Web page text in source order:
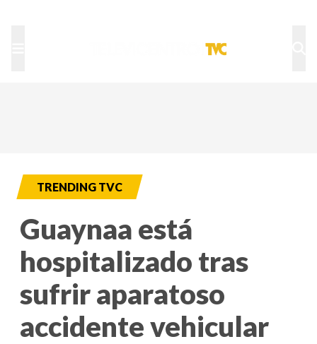
TRENDING TVC
Guaynaa está
hospitalizado tras
sufrir aparatoso
accidente vehicular